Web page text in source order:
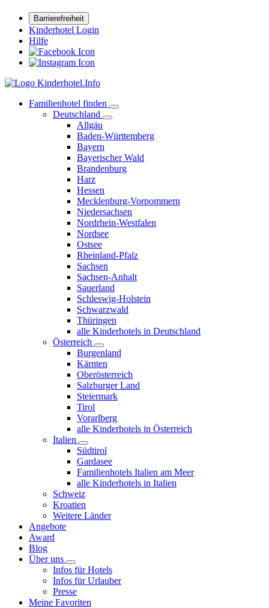
Barrierefreiheit
Kinderhotel Login
Hilfe
Familienhotel finden
Deutschland
Allgäu
Baden-Württemberg
Bayern
Bayerischer Wald
Brandenburg
Harz
Hessen
Mecklenburg-Vorpommern
Niedersachsen
Nordrhein-Westfalen
Nordsee
Ostsee
Rheinland-Pfalz
Sachsen
Sachsen-Anhalt
Sauerland
Schleswig-Holstein
Schwarzwald
Thüringen
alle Kinderhotels in Deutschland
Österreich
Burgenland
Kärnten
Oberösterreich
Salzburger Land
Steiermark
Tirol
Vorarlberg
alle Kinderhotels in Österreich
Italien
Südtirol
Gardasee
Familienhotels Italien am Meer
alle Kinderhotels in Italien
Schweiz
Kroatien
Weitere Länder
Angebote
Award
Blog
Über uns
Infos für Hotels
Infos für Urlauber
Presse
Meine Favoriten